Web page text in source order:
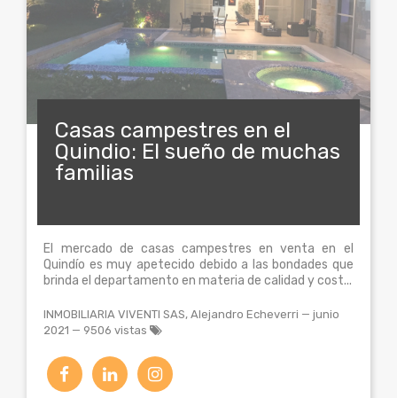
Casas campestres en el
Quindio: El sueño de muchas
familias
El mercado de casas campestres en venta en el
Quindío es muy apetecido debido a las bondades que
brinda el departamento en materia de calidad y cost...
INMOBILIARIA VIVENTI SAS, Alejandro Echeverri —junio
2021 — 9506 vistas